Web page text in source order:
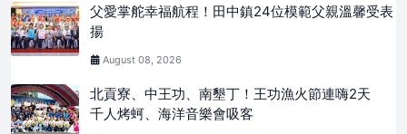
父愛掌舵幸福航程！田中鎮24位模範父親溫馨受表
揚
August 08, 2026
北貢寮、中王功、南墾丁！王功漁火節連嗨2天
千人烤蚵、海洋音樂會吸客